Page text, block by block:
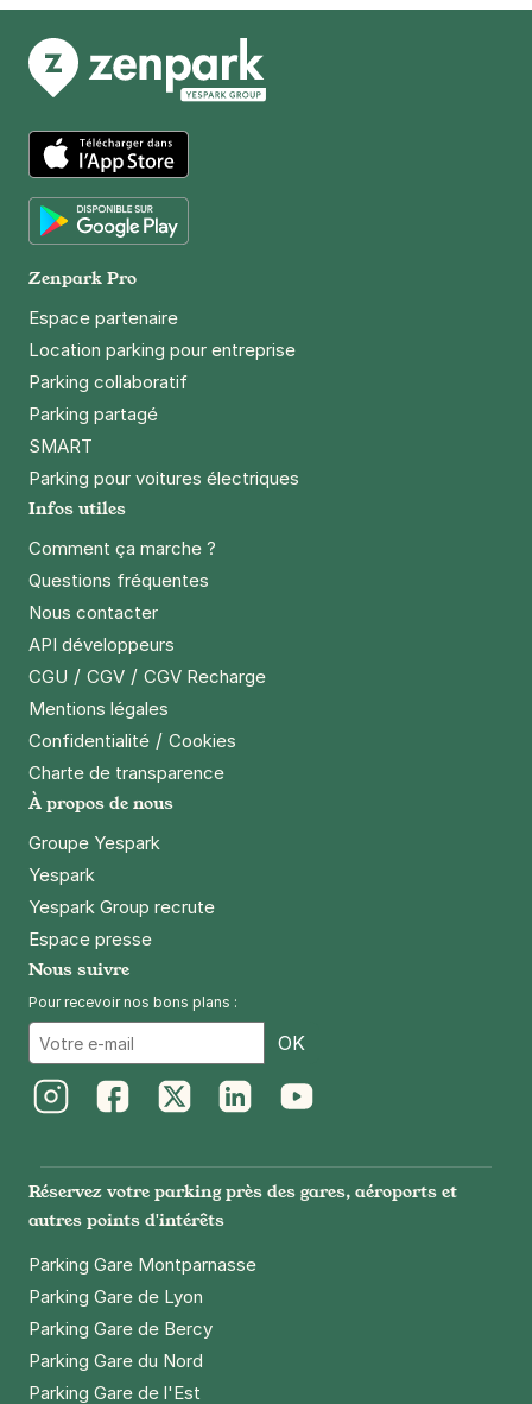
App Store
Zenpark Pro
Espace partenaire
Location parking pour entreprise
Parking collaboratif
Parking partagé
SMART
Parking pour voitures électriques
Infos utiles
Comment ça marche ?
Questions fréquentes
Nous contacter
API développeurs
CGU / CGV / CGV Recharge
Mentions légales
Confidentialité / Cookies
Charte de transparence
À propos de nous
Groupe Yespark
Yespark
Yespark Group recrute
Espace presse
Nous suivre
Pour recevoir nos bons plans :
OK
Réservez votre parking près des gares, aéroports et
autres points d'intérêts
Parking Gare Montparnasse
Parking Gare de Lyon
Parking Gare de Bercy
Parking Gare du Nord
Parking Gare de l'Est